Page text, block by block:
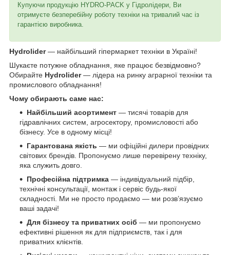
Купуючи продукцію HYDRO-PACK у Гідролідери, Ви
отримуєте безперебійну роботу техніки на тривалий час із
гарантією виробника.
Hydrolider— найбільший гіпермаркет техніки в Україні!
Шукаєте потужне обладнання, яке працює безвідмовно?
Обирайте Hydrolider— лідера на ринку аграрної техніки та
промислового обладнання!
Чому обирають саме нас:
Найбільший асортимент — тисячі товарів для
гідравлічних систем, агросектору, промисловості або
бізнесу. Усе в одному місці!
Гарантована якість — ми офіційні дилери провідних
світових брендів. Пропонуємо лише перевірену техніку,
яка служить довго.
Професійна підтримка — індивідуальний підбір,
технічні консультації, монтаж і сервіс будь-якої
складності. Ми не просто продаємо — ми розв’язуємо
ваші задачі!
Для бізнесу та приватних осіб — ми пропонуємо
ефективні рішення як для підприємств, так і для
приватних клієнтів.